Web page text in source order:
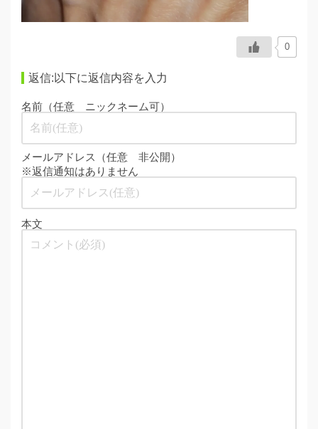
0
返信:以下に返信内容を入力
名前（任意 ニックネーム可）
メールアドレス（任意 非公開）
※返信通知はありません
本文